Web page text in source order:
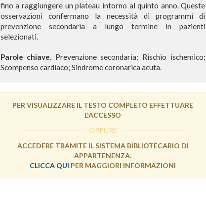
fino a raggiungere un plateau intorno al quinto anno. Queste
osservazioni confermano la necessità di programmi di
prevenzione secondaria a lungo termine in pazienti
selezionati.
Parole chiave. Prevenzione secondaria; Rischio ischemico;
Scompenso cardiaco; Sindrome coronarica acuta.
PER VISUALIZZARE IL TESTO COMPLETO EFFETTUARE
L'ACCESSO
OPPURE
ACCEDERE TRAMITE IL SISTEMA BIBLIOTECARIO DI
APPARTENENZA.
CLICCA QUI PER MAGGIORI INFORMAZIONI